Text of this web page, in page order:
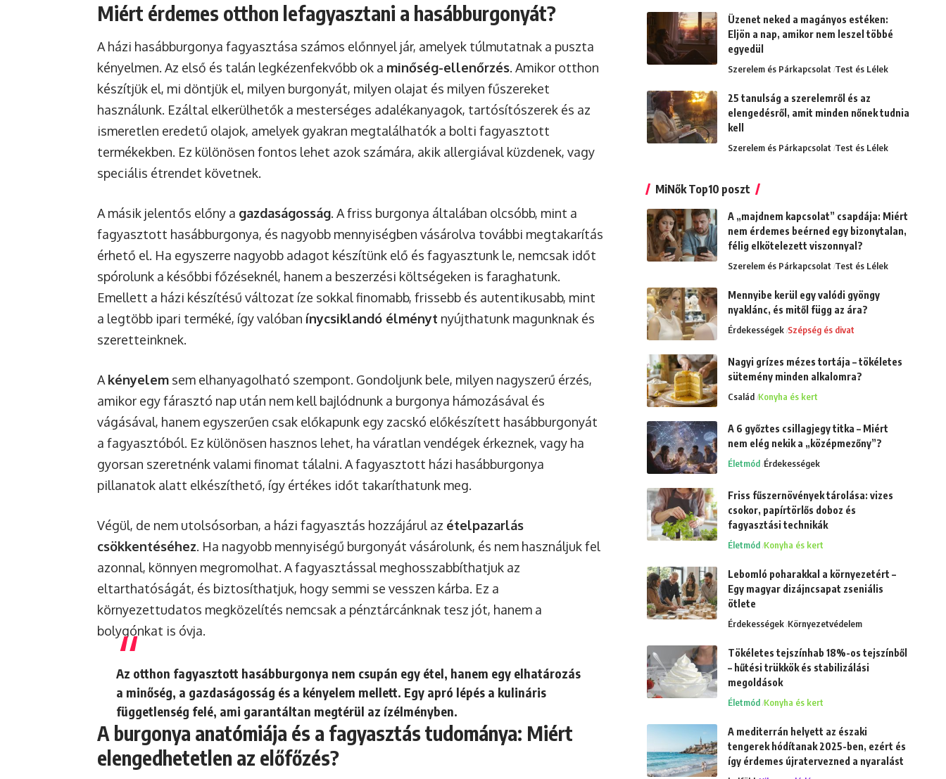
Miért érdemes otthon lefagyasztani a hasábburgonyát?
A házi hasábburgonya fagyasztása számos előnnyel jár, amelyek túlmutatnak a puszta
kényelmen. Az első és talán legkézenfekvőbb ok a minőség-ellenőrzés. Amikor otthon
készítjük el, mi döntjük el, milyen burgonyát, milyen olajat és milyen fűszereket
használunk. Ezáltal elkerülhetők a mesterséges adalékanyagok, tartósítószerek és az
ismeretlen eredetű olajok, amelyek gyakran megtalálhatók a bolti fagyasztott
termékekben. Ez különösen fontos lehet azok számára, akik allergiával küzdenek, vagy
speciális étrendet követnek.
A másik jelentős előny a gazdaságosság. A friss burgonya általában olcsóbb, mint a
fagyasztott hasábburgonya, és nagyobb mennyiségben vásárolva további megtakarítás
érhető el. Ha egyszerre nagyobb adagot készítünk elő és fagyasztunk le, nemcsak időt
spórolunk a későbbi főzéseknél, hanem a beszerzési költségeken is faraghatunk.
Emellett a házi készítésű változat íze sokkal finomabb, frissebb és autentikusabb, mint
a legtöbb ipari terméké, így valóban ínycsiklandó élményt nyújthatunk magunknak és
szeretteinknek.
A kényelem sem elhanyagolható szempont. Gondoljunk bele, milyen nagyszerű érzés,
amikor egy fárasztó nap után nem kell bajlódnunk a burgonya hámozásával és
vágásával, hanem egyszerűen csak előkapunk egy zacskó előkészített hasábburgonyát
a fagyasztóból. Ez különösen hasznos lehet, ha váratlan vendégek érkeznek, vagy ha
gyorsan szeretnénk valami finomat tálalni. A fagyasztott házi hasábburgonya
pillanatok alatt elkészíthető, így értékes időt takaríthatunk meg.
Végül, de nem utolsósorban, a házi fagyasztás hozzájárul az ételpazarlás
csökkentéséhez. Ha nagyobb mennyiségű burgonyát vásárolunk, és nem használjuk fel
azonnal, könnyen megromolhat. A fagyasztással meghosszabbíthatjuk az
eltarthatóságát, és biztosíthatjuk, hogy semmi se vesszen kárba. Ez a
környezettudatos megközelítés nemcsak a pénztárcánknak tesz jót, hanem a
bolygónkat is óvja.
Az otthon fagyasztott hasábburgonya nem csupán egy étel, hanem egy elhatározás
a minőség, a gazdaságosság és a kényelem mellett. Egy apró lépés a kulináris
függetlenség felé, ami garantáltan megtérül az ízélményben.
A burgonya anatómiája és a fagyasztás tudománya: Miért
elengedhetetlen az előfőzés?
Üzenet neked a magányos estéken:
Eljön a nap, amikor nem leszel többé
egyedül
Szerelem és Párkapcsolat Test és Lélek
25 tanulság a szerelemről és az
elengedésről, amit minden nőnek tudnia
kell
Szerelem és Párkapcsolat Test és Lélek
MiNők Top10 poszt
A „majdnem kapcsolat” csapdája: Miért
nem érdemes beérned egy bizonytalan,
félig elkötelezett viszonnyal?
Szerelem és Párkapcsolat Test és Lélek
Mennyibe kerül egy valódi gyöngy
nyaklánc, és mitől függ az ára?
Érdekességek Szépség és divat
Nagyi grízes mézes tortája – tökéletes
sütemény minden alkalomra?
Család Konyha és kert
A 6 győztes csillagjegy titka – Miért
nem elég nekik a „középmezőny”?
Életmód Érdekességek
Friss fűszernövények tárolása: vizes
csokor, papírtörlős doboz és
fagyasztási technikák
Életmód Konyha és kert
Lebomló poharakkal a környezetért –
Egy magyar dizájncsapat zseniális
ötlete
Érdekességek Környezetvédelem
Tökéletes tejszínhab 18%-os tejszínből
– hűtési trükkök és stabilizálási
megoldások
Életmód Konyha és kert
A mediterrán helyett az északi
tengerek hódítanak 2025-ben, ezért és
így érdemes újratervezned a nyaralást